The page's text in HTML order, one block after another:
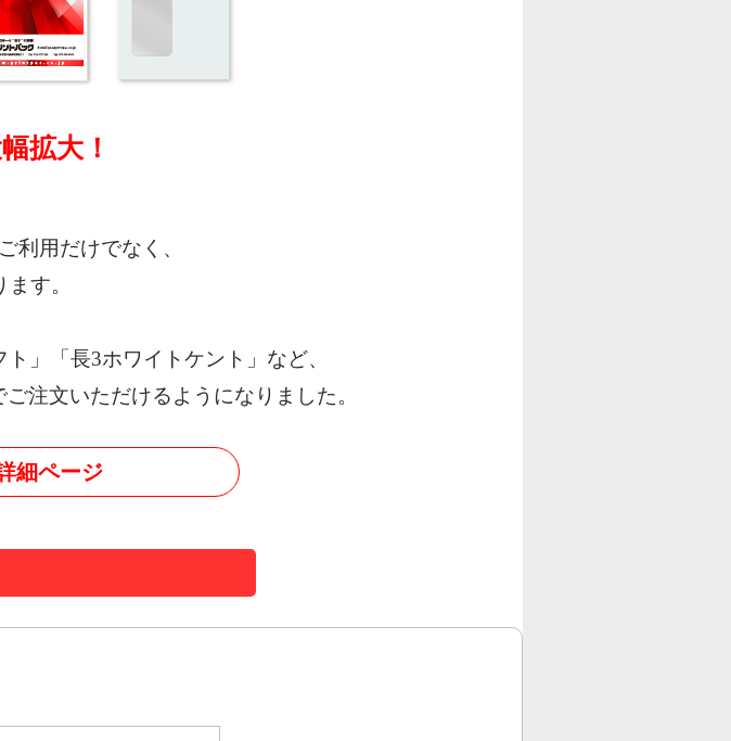
拡大！
利用だけでなく、
す。
」「長3ホワイトケント」など、
注文いただけるようになりました。
細ページ